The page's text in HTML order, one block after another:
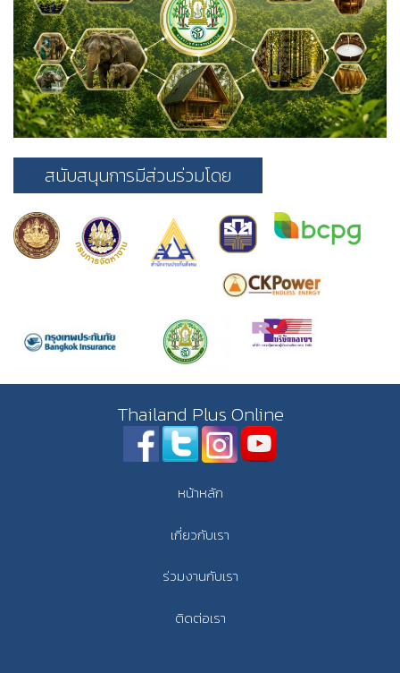
สนับสนุนการมีส่วนร่วมโดย
Thailand Plus Online
หน้าหลัก
เกี่ยวกับเรา
ร่วมงานกับเรา
ติดต่อเรา